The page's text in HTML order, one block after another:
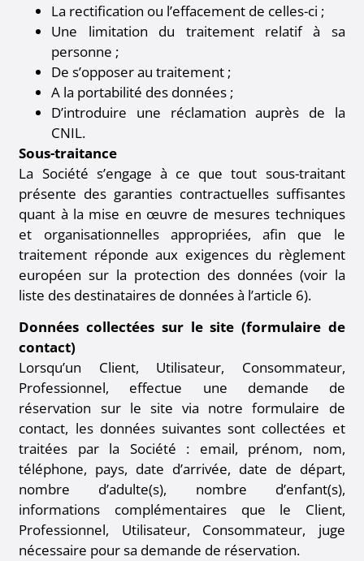
La rectification ou l’effacement de celles-ci ;
Une limitation du traitement relatif à sa
personne ;
De s’opposer au traitement ;
A la portabilité des données ;
D’introduire une réclamation auprès de la
CNIL.
Sous-traitance
La Société s’engage à ce que tout sous-traitant
présente des garanties contractuelles suffisantes
quant à la mise en œuvre de mesures techniques
et organisationnelles appropriées, afin que le
traitement réponde aux exigences du règlement
européen sur la protection des données (voir la
liste des destinataires de données à l’article 6).
Données collectées sur le site (formulaire de
contact)
Lorsqu’un Client, Utilisateur, Consommateur,
Professionnel, effectue une demande de
réservation sur le site via notre formulaire de
contact, les données suivantes sont collectées et
traitées par la Société : email, prénom, nom,
téléphone, pays, date d’arrivée, date de départ,
nombre d’adulte(s), nombre d’enfant(s),
informations complémentaires que le Client,
Professionnel, Utilisateur, Consommateur, juge
nécessaire pour sa demande de réservation.